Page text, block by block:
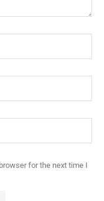
for the next time I